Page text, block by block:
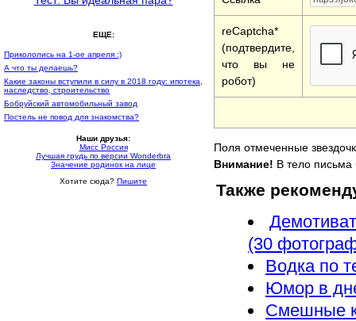
ЕЩЕ:
Прикололись на 1-ое апреля :)
А что ты делаешь?
Какие законы вступили в силу в 2018 году: ипотека,
наследство, строительство
Бобруйский автомобильный завод
Постель не повод для знакомства?
Наши друзья:
Мисс Россия
Лучшая грудь по версии Wonderbra
Значение родинок на лице
Хотите сюда? Пишите
reCaptcha*
(подтвердите,
что вы не
робот)
Поля отмеченные
Внимание! В тело письма
Также
(30
Водка по
Юмор в
Смешные